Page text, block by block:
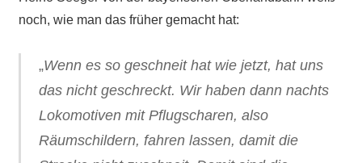
noch, wie man das früher gemacht hat:
„Wenn es so geschneit hat wie jetzt, hat uns
das nicht geschreckt. Wir haben dann nachts
Lokomotiven mit Pflugscharen, also
Räumschildern, fahren lassen, damit die